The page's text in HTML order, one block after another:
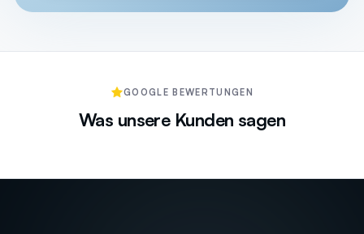
GOOGLE BEWERTUNGEN
Was unsere Kunden sagen